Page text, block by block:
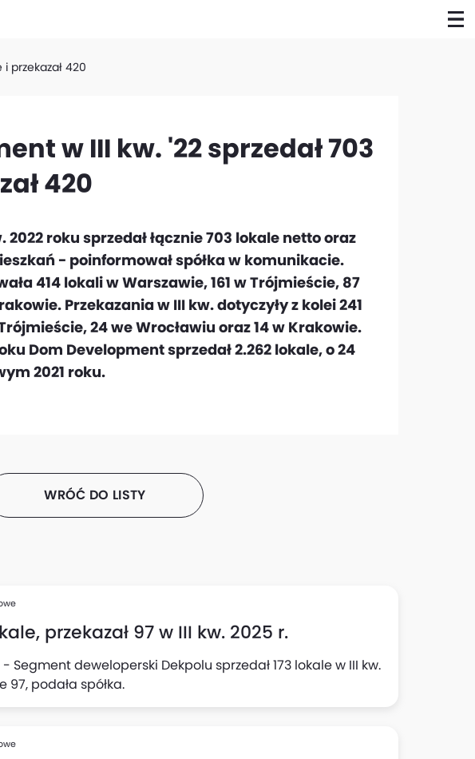
przekazał 420
w III kw. '22 sprzedał 703
420
roku sprzedał łącznie 703 lokale netto oraz
- poinformował spółka w komunikacie.
414 lokali w Warszawie, 161 w Trójmieście, 87
Przekazania w III kw. dotyczyły z kolei 241
24 we Wrocławiu oraz 14 w Krakowie.
Dom Development sprzedał 2.262 lokale, o 24
2021 roku.
WRÓĆ DO LISTY
przekazał 97 w III kw. 2025 r.
- Segment deweloperski Dekpolu sprzedał 173 lokale w III kw.
97, podała spółka.